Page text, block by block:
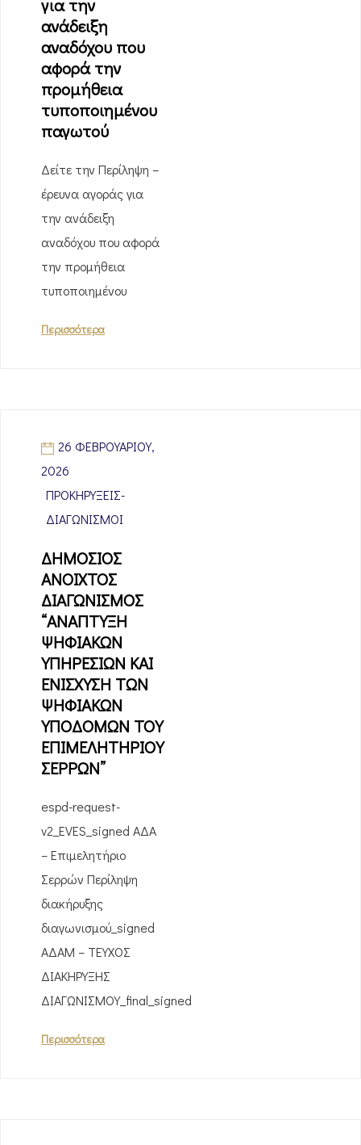
για την
ανάδειξη
αναδόχου που
αφορά την
προμήθεια
τυποποιημένου
παγωτού
Δείτε την Περίληψη –
έρευνα αγοράς για
την ανάδειξη
αναδόχου που αφορά
την προμήθεια
τυποποιημένου
Περισσότερα
26 ΦΕΒΡΟΥΑΡΊΟΥ,
2026
ΠΡΟΚΗΡΎΞΕΙΣ-
ΔΙΑΓΩΝΙΣΜΟΊ
ΔΗΜΟΣΙΟΣ
ΑΝΟΙΧΤΟΣ
ΔΙΑΓΩΝΙΣΜΟΣ
“ΑΝΑΠΤΥΞΗ
ΨΗΦΙΑΚΩΝ
ΥΠΗΡΕΣΙΩΝ ΚΑΙ
ΕΝΙΣΧΥΣΗ ΤΩΝ
ΨΗΦΙΑΚΩΝ
ΥΠΟΔΟΜΩΝ ΤΟΥ
ΕΠΙΜΕΛΗΤΗΡΙΟΥ
ΣΕΡΡΩΝ”
espd-request-
v2_EVES_signed ΑΔΑ
– Επιμελητήριο
Σερρών Περίληψη
διακήρυξης
διαγωνισμού_signed
ΑΔΑΜ – ΤΕΥΧΟΣ
ΔΙΑΚΗΡΥΞΗΣ
ΔΙΑΓΩΝΙΣΜΟΥ_final_signed
Περισσότερα